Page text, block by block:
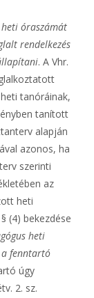
heti óraszámát
rendelkezés
. A Vhr.
tanóráinak,
tanított
alapján
azonos, ha
szerinti
az
heti
(4) bekezdése
heti
fenntartó
úgy
2. sz.